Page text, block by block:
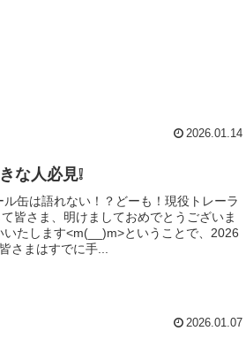
2026.01.14
な人必見❕
缶は語れない！？どーも！現役トレーラ
皆さま、明けましておめでとうございま
たします<m(__)m>ということで、2026
さまはすでに手...
2026.01.07